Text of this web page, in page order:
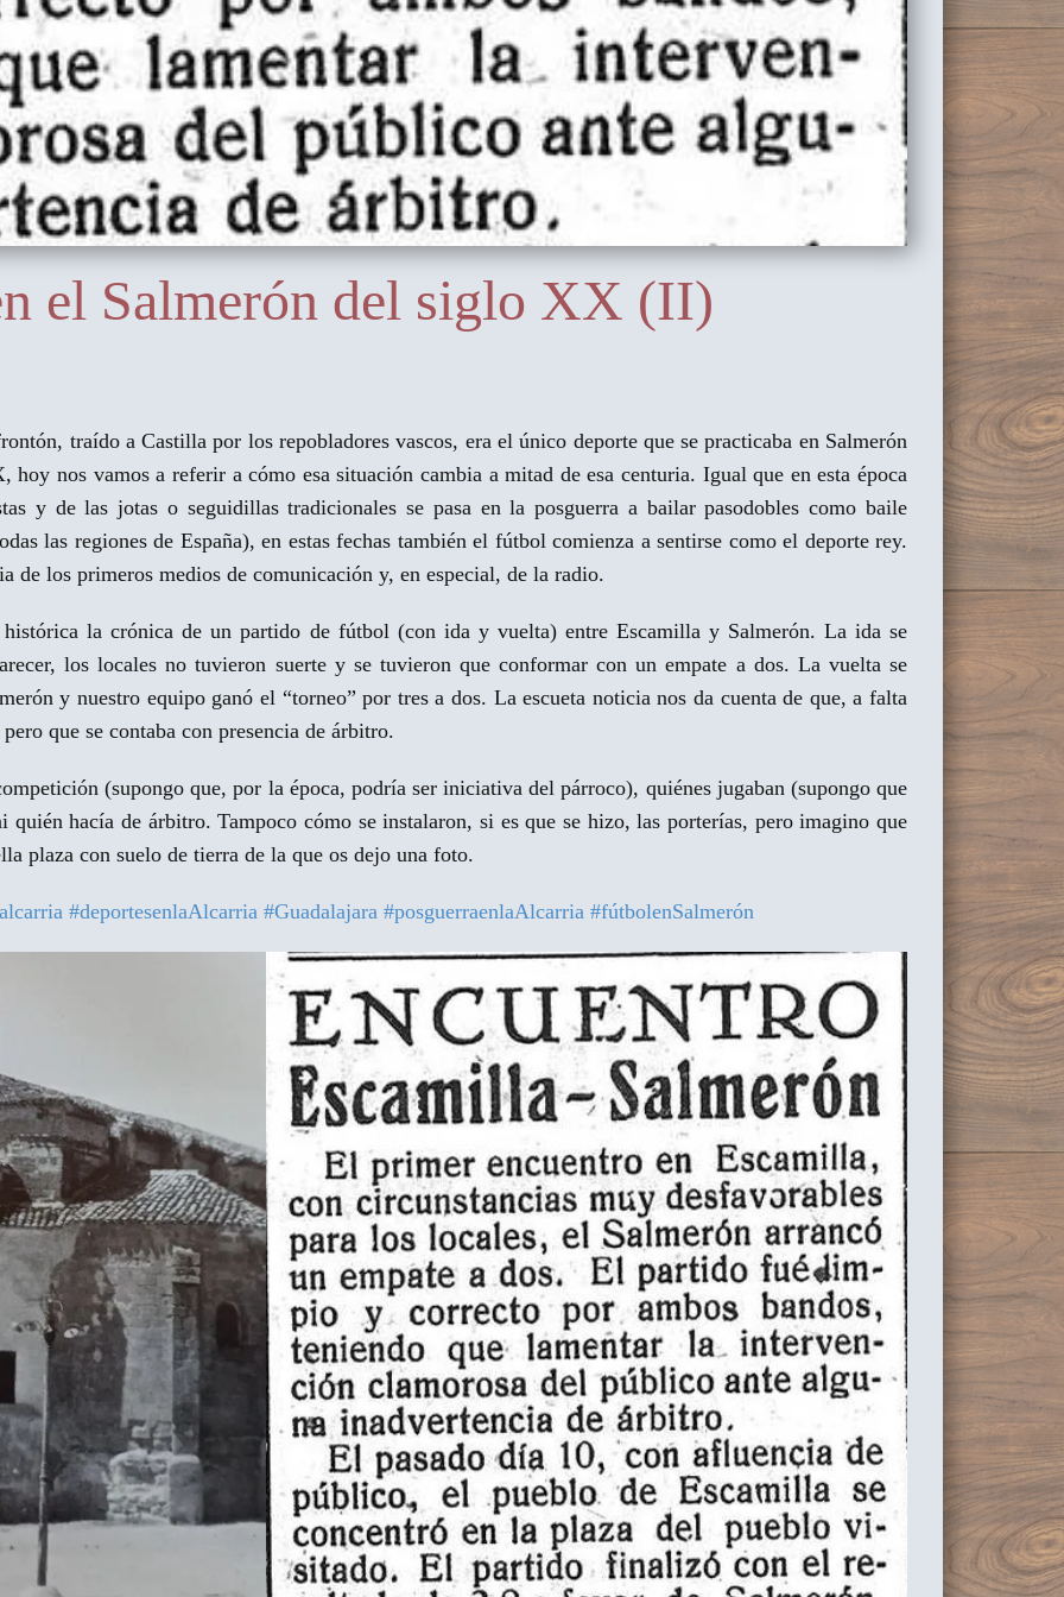
el Salmerón del siglo XX (II)
traído a Castilla por los repobladores vascos, era el único deporte que se practicaba en Salmerón
nos vamos a referir a cómo esa situación cambia a mitad de esa centuria. Igual que en esta época
y de las jotas o seguidillas tradicionales se pasa en la posguerra a bailar pasodobles como baile
las regiones de España), en estas fechas también el fútbol comienza a sentirse como el deporte rey.
los primeros medios de comunicación y, en especial, de la radio.
la crónica de un partido de fútbol (con ida y vuelta) entre Escamilla y Salmerón. La ida se
los locales no tuvieron suerte y se tuvieron que conformar con un empate a dos. La vuelta se
y nuestro equipo ganó el “torneo” por tres a dos. La escueta noticia nos da cuenta de que, a falta
que se contaba con presencia de árbitro.
(supongo que, por la época, podría ser iniciativa del párroco), quiénes jugaban (supongo que
hacía de árbitro. Tampoco cómo se instalaron, si es que se hizo, las porterías, pero imagino que
plaza con suelo de tierra de la que os dejo una foto.
#deportesenlaAlcarria #Guadalajara #posguerraenlaAlcarria #fútbolenSalmerón